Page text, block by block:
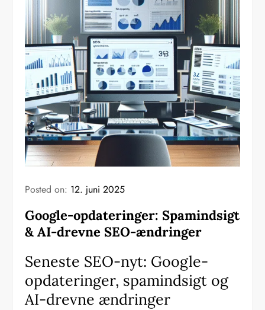
Posted on: 12. juni 2025
Google-opdateringer: Spamindsigt
& AI-drevne SEO-ændringer
Seneste SEO-nyt: Google-
opdateringer, spamindsigt og
AI-drevne ændringer